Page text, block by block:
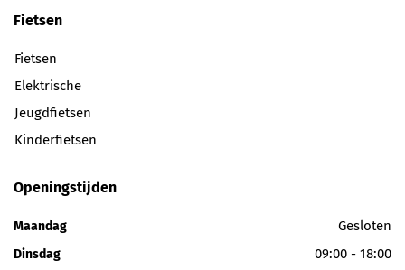
Fietsen
Fietsen
Elektrische
Jeugdfietsen
Kinderfietsen
Openingstijden
Maandag Gesloten
Dinsdag 09:00 - 18:00